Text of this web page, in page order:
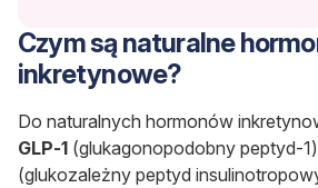
Czym są naturalne
inkretynowe?
Do naturalnych hormonów
GLP-1 (glukagonopodobny peptyd-
(glukozależny peptyd